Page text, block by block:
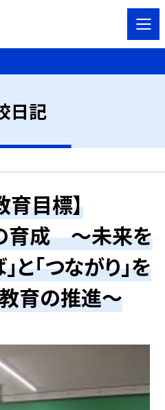
日記
育目標】
育成 ～未来を
と「つながり」を
育の推進～